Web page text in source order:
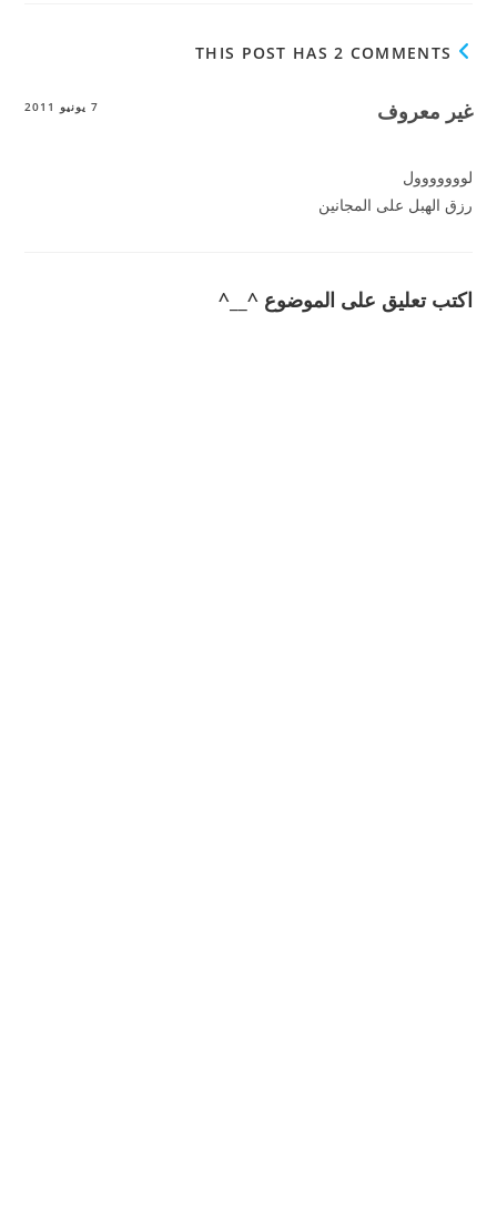
THIS POST HAS 2 COMMENTS
غير معروف 7 يونيو 2011
لووووووول
رزق الهبل على المجانين
اكتب تعليق على الموضوع ^__^